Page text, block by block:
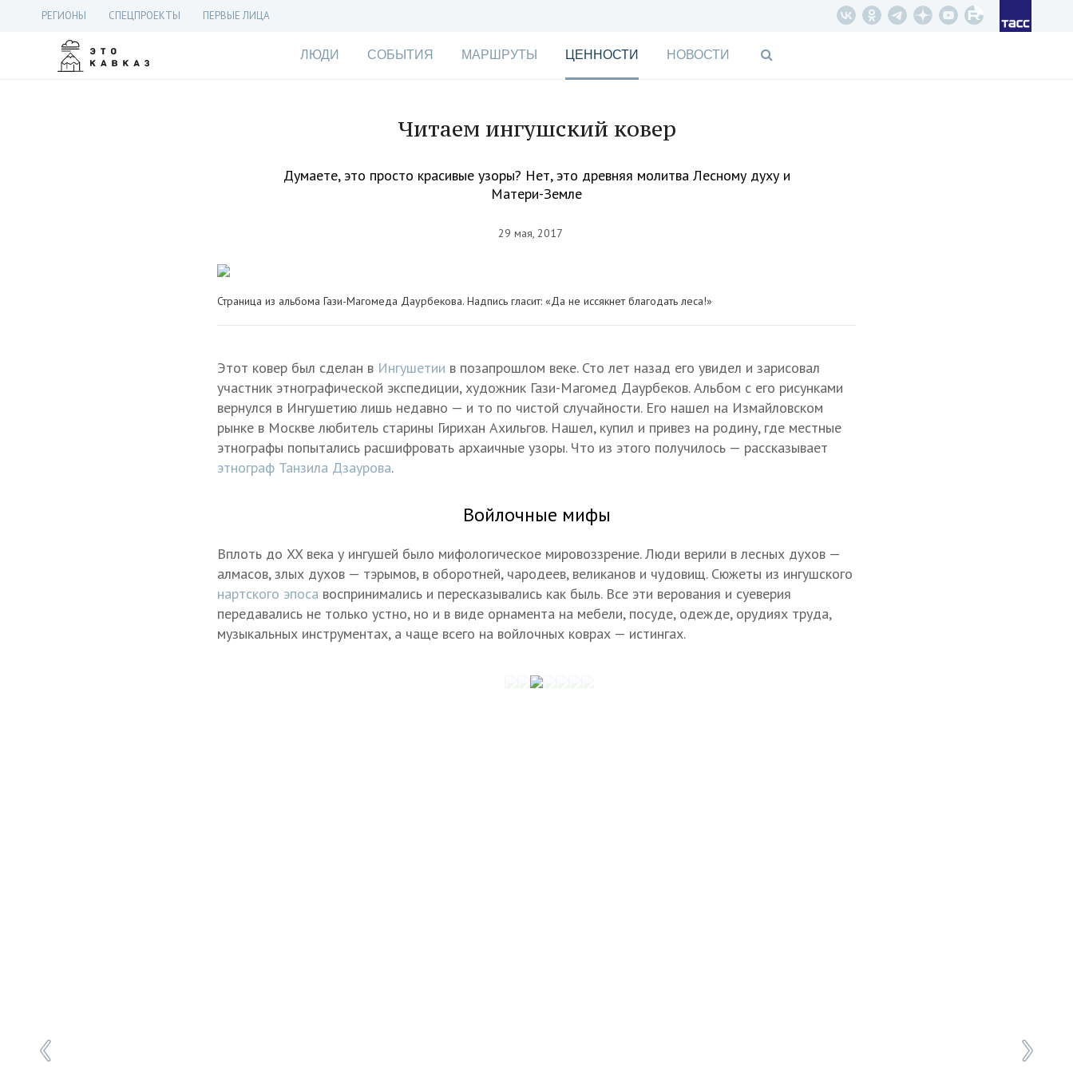
РЕГИОНЫ СПЕЦПРОЕКТЫ ПЕРВЫЕ ЛИЦА
ЛЮДИ СОБЫТИЯ МАРШРУТЫ ЦЕННОСТИ НОВОСТИ
Читаем ингушский ковер
Думаете, это просто красивые узоры? Нет, это древняя молитва Лесному духу и
Матери-Земле
29 мая, 2017
Страница из альбома Гази-Магомеда Даурбекова. Надпись гласит: «Да не иссякнет благодать леса!»
Этот ковер был сделан в Ингушетии в позапрошлом веке. Сто лет назад его увидел и зарисовал
участник этнографической экспедиции, художник Гази-Магомед Даурбеков. Альбом с его рисунками
вернулся в Ингушетию лишь недавно — и то по чистой случайности. Его нашел на Измайловском
рынке в Москве любитель старины Гирихан Ахильгов. Нашел, купил и привез на родину, где местные
этнографы попытались расшифровать архаичные узоры. Что из этого получилось — рассказывает
этнограф Танзила Дзаурова.
Войлочные мифы
Вплоть до XX века у ингушей было мифологическое мировоззрение. Люди верили в лесных духов —
алмасов, злых духов — тэрымов, в оборотней, чародеев, великанов и чудовищ. Сюжеты из ингушского
нартского эпоса воспринимались и пересказывались как быль. Все эти верования и суеверия
передавались не только устно, но и в виде орнамента на мебели, посуде, одежде, орудиях труда,
музыкальных инструментах, а чаще всего на войлочных коврах — истингах.